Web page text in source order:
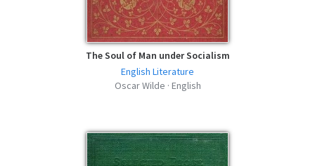
The Soul of Man under Socialism
English Literature
Oscar Wilde · English